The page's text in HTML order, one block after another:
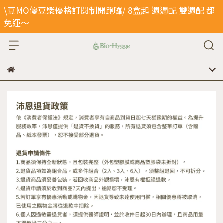
\豆MO優豆漿優格訂閱制開跑囉/ 8盒起 週週配 雙週配 都
免運～